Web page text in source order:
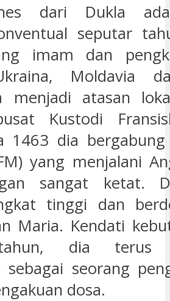
dari Dukla
seputar
imam dan
Moldavia
menjadi atasan
Kustodi
1463 dia
yang menjalani
sangat ketat.
tinggi dan
Maria. Kendati
dia terus
sebagai seorang
dosa.